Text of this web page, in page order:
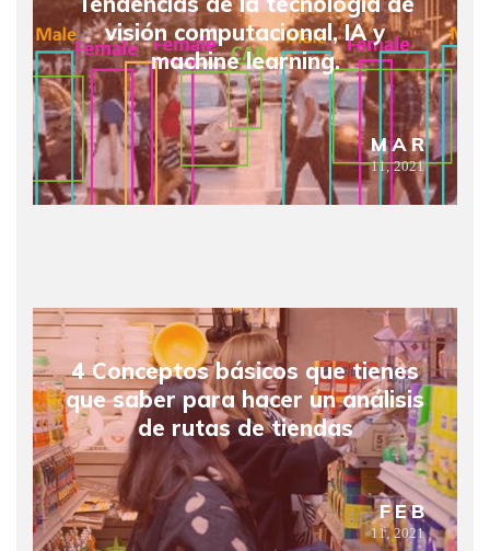
visión computacional, IA y
machine learning.
MAR
11, 2021
4 Conceptos básicos que tienes
que saber para hacer un análisis
de rutas de tiendas
FEB
11, 2021